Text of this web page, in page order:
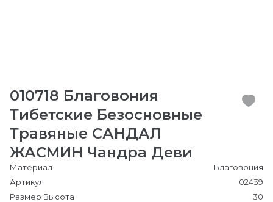
010718 Благовония
Тибетские Безосновные
Травяные САНДАЛ
ЖАСМИН Чандра Деви
Материал
Благовония
Артикул
02439
Размер Высота
30